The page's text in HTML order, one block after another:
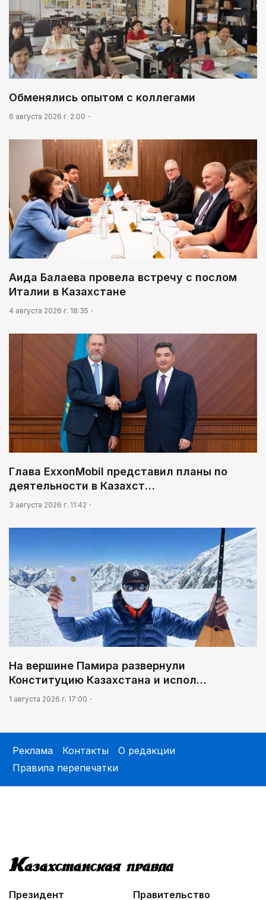
итоги онлайн-голосования
08:46
Почти 3 млрд тенге из возвращенных активов
выделили на водоснабжение сел в СКО
Обменялись опытом с коллегами
6 августа 2026 г. 2:00
Аида Балаева провела встречу с послом
Италии в Казахстане
4 августа 2026 г. 18:35
Глава ExxonMobil представил планы по
деятельности в Казахст…
3 августа 2026 г. 11:42
На вершине Памира развернули
Конституцию Казахстана и испол…
1 августа 2026 г. 17:00
Реклама Контакты
О редакции
Правила перепечатки
Президент
Правительство